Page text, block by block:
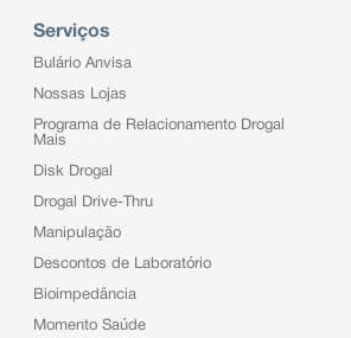
Serviços
Bulário Anvisa
Nossas Lojas
Programa de Relacionamento Drogal
Mais
Disk Drogal
Drogal Drive-Thru
Manipulação
Descontos de Laboratório
Bioimpedância
Momento Saúde